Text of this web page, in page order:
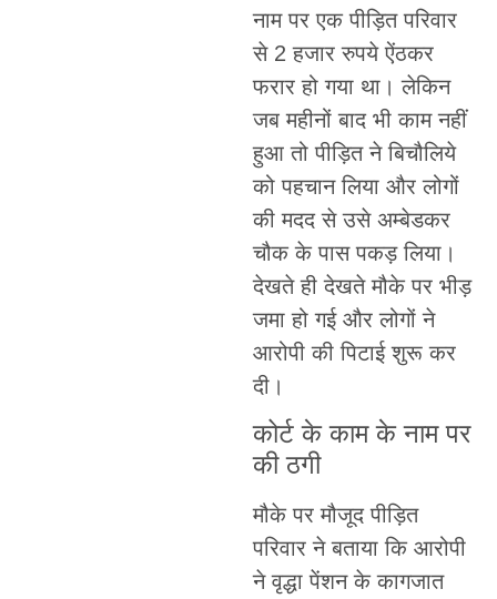
नाम पर एक पीड़ित परिवार
से 2 हजार रुपये ऐंठकर
फरार हो गया था। लेकिन
जब महीनों बाद भी काम नहीं
हुआ तो पीड़ित ने बिचौलिये
को पहचान लिया और लोगों
की मदद से उसे अम्बेडकर
चौक के पास पकड़ लिया।
देखते ही देखते मौके पर भीड़
जमा हो गई और लोगों ने
आरोपी की पिटाई शुरू कर
दी।
कोर्ट के काम के नाम पर
की ठगी
मौके पर मौजूद पीड़ित
परिवार ने बताया कि आरोपी
ने वृद्धा पेंशन के कागजात